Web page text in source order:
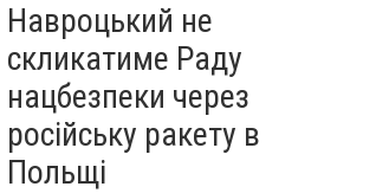
Навроцький не
скликатиме Раду
нацбезпеки через
російську ракету в
Польщі